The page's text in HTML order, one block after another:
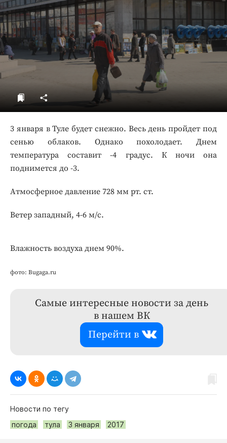
ДоброЦентр
Голодный шпион
3 января в Туле будет снежно. Весь день пройдет под
сенью облаков. Однако похолодает. Днем
температура составит -4 градус. К ночи она
поднимется до -3.
Атмосферное давление 728 мм рт. ст.
Ветер западный, 4-6 м/с.
Влажность воздуха днем 90%.
фото: Bugaga.ru
Самые интересные новости за день
в нашем ВК
Перейти в
Новости по тегу
погода
тула 3 января 2017